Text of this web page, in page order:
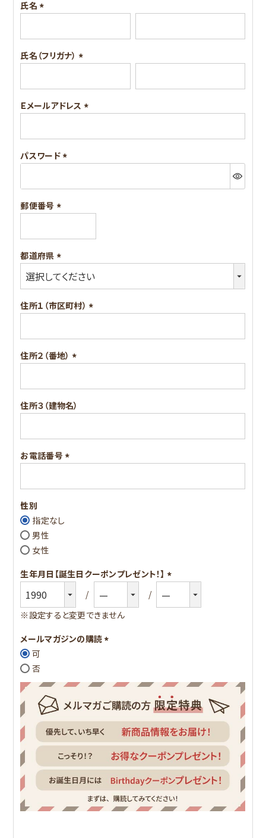
氏名
須)
氏名（フリガナ）
須)
Ｅメールアドレス
須)
パスワード
須)
郵便番号
須)
都道府県
(必
須)
住所１（市区町村）
須)
住所２（番地）
須)
住所３（建物名）
お電話番号
須)
性別
指定なし
男性
女性
生年月日【誕生日クーポンプレゼント！】
須)
※設定すると変更できません
メールマガジンの購読
可
否